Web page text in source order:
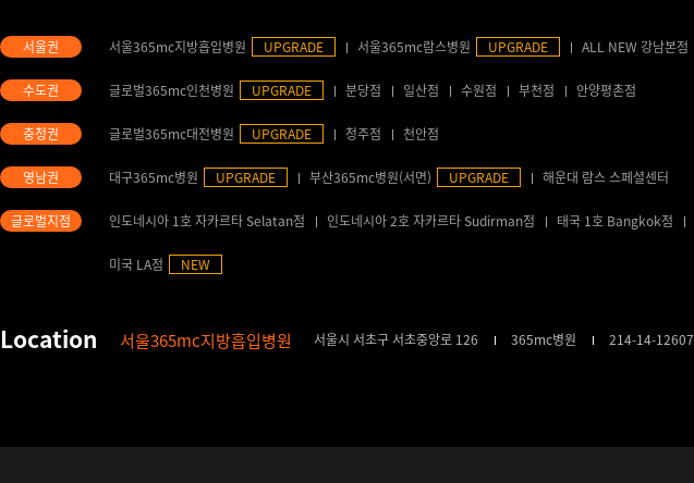
서울365mc지방흡입병원 UPGRADE 서울365mc람스병원 UPGRADE ALL NEW 강남본점
글로벌365mc인천병원 UPGRADE 분당점 일산점 수원점 부천점 안양평촌점
글로벌365mc대전병원 UPGRADE 청주점 천안점
대구365mc병원 UPGRADE 부산365mc병원(서면) UPGRADE 해운대 람스 스페셜센터
인도네시아 1호 자카르타 Selatan점 인도네시아 2호 자카르타 Sudirman점 태국 1호 Bangkok점
미국 LA점 NEW
서울365mc지방흡입병원 서울시 서초구 서초중앙로 126 365mc병원 214-14-12607